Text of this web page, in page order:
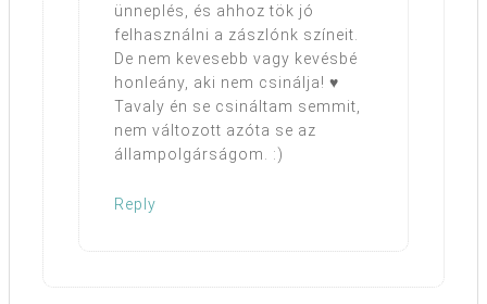
ünneplés, és ahhoz tök jó
felhasználni a zászlónk színeit.
De nem kevesebb vagy kevésbé
honleány, aki nem csinálja! ♥
Tavaly én se csináltam semmit,
nem változott azóta se az
állampolgárságom. :)
Reply